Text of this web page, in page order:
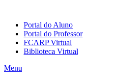
Portal do Aluno
Portal do Professor
FCARP Virtual
Biblioteca Virtual
Menu